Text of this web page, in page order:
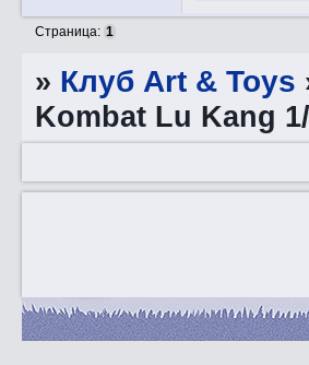
Страница: 1
» Клуб Art & Toys
Kombat Lu Kang